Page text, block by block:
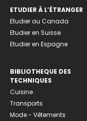
ETUDIER À L’ÉTRANGER
Etudier au Canada
Etudier en Suisse
Etudier en Espagne
BIBLIOTHEQUE DES
TECHNIQUES
Cuisine
Transports
Mode - Vêtements